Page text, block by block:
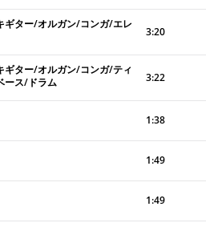
ギター/オルガン/コンガ/エレ
3:20
ギター/オルガン/コンガ/ティ
ース/ドラム
3:22
1:38
1:49
1:49